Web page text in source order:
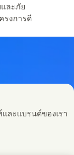
ละภัย
รงการดี
Linked In
on E-mail
ละแบรนด์ของเรา